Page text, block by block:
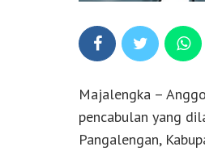
Majalengka –
pencabulan yang
Pangalengan,